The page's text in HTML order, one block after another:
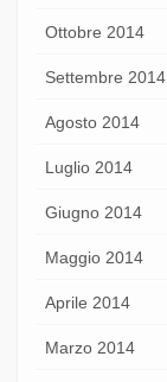
Ottobre 2014
Settembre 2014
Agosto 2014
Luglio 2014
Giugno 2014
Maggio 2014
Aprile 2014
Marzo 2014